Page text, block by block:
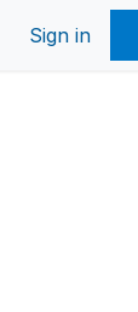
Sign in